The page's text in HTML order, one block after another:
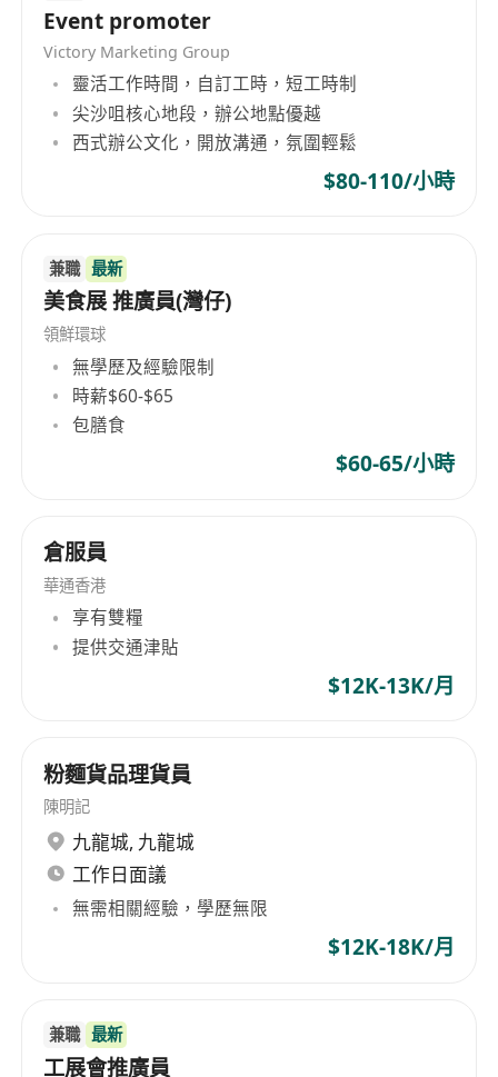
Event promoter
Victory Marketing Group
靈活工作時間，自訂工時，短工時制
尖沙咀核心地段，辦公地點優越
西式辦公文化，開放溝通，氛圍輕鬆
$80-110/小時
兼職 最新
美食展 推廣員(灣仔)
領鮮環球
無學歷及經驗限制
時薪$60-$65
包膳食
$60-65/小時
倉服員
華通香港
享有雙糧
提供交通津貼
$12K-13K/月
粉麵貨品理貨員
陳明記
九龍城, 九龍城
工作日面議
無需相關經驗，學歷無限
$12K-18K/月
兼職 最新
工展會推廣員